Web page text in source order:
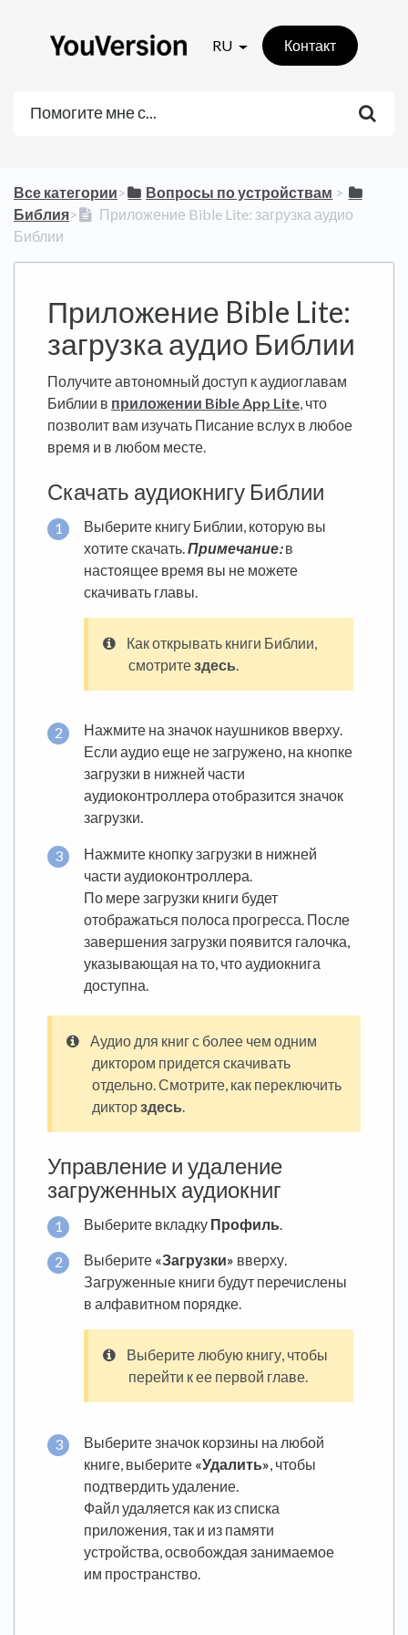
RU Контакт
Все категории​>​ ​Вопросы по устройствам ​ > ​
Библия​>​
Приложение Bible Lite: загрузка аудио
Библии
Приложение Bible Lite:
загрузка аудио Библии
Получите автономный доступ к аудиоглавам
Библии в приложении Bible App Lite, что
позволит вам изучать Писание вслух в любое
время и в любом месте.
Скачать аудиокнигу Библии
Выберите книгу Библии, которую вы
хотите скачать.Примечание:в
настоящее время вы не можете
скачивать главы.
Как открывать книги Библии,
смотритездесь.
Нажмите на значок наушников вверху.
Если аудио еще не загружено, на кнопке
загрузки в нижней части
аудиоконтроллера отобразится значок
загрузки.
Нажмите кнопку загрузки в нижней
части аудиоконтроллера.
По мере загрузки книги будет
отображаться полоса прогресса. После
завершения загрузки появится галочка,
указывающая на то, что аудиокнига
доступна.
Аудио для книг с более чем одним
диктором придется скачивать
отдельно. Смотрите, как переключить
дикторздесь.
Управление и удаление
загруженных аудиокниг
Выберите вкладку Профиль
Выберите «Загрузки» вверху.
Загруженные книги будут перечислены
в алфавитном порядке.
Выберите любую книгу, чтобы
перейти к ее первой главе.
Выберите значок корзины на любой
книге, выберите «Удалить», чтобы
подтвердить удаление.
Файл удаляется как из списка
приложения, так и из памяти
устройства, освобождая занимаемое
им пространство.